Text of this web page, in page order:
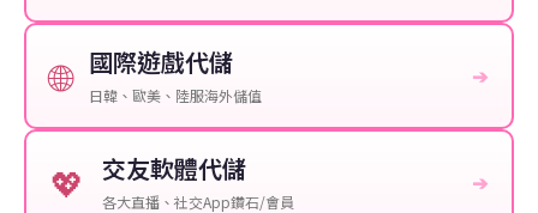
🌐 國際遊戲代儲
日韓、歐美、陸服海外儲值
➔
💖 交友軟體代儲
各大直播、社交App鑽石/會員
➔